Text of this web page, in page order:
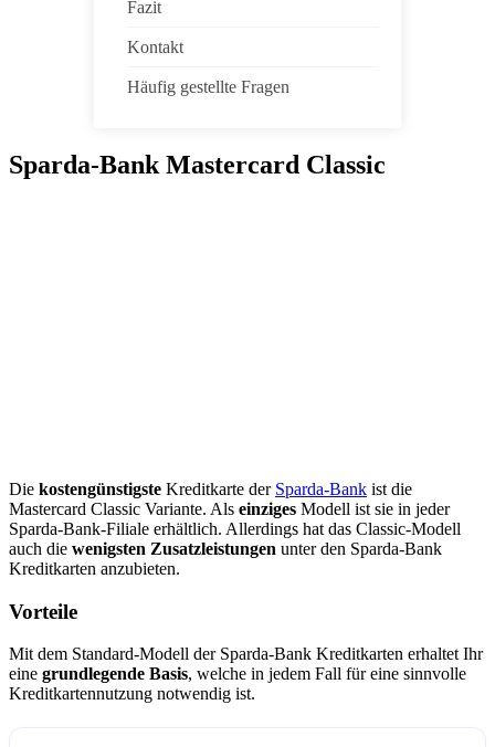
Fazit
Kontakt
Häufig gestellte Fragen
Sparda-Bank Mastercard Classic
Die kostengünstigste Kreditkarte der Sparda-Bank ist die
Mastercard Classic Variante. Als einziges Modell ist sie in jeder
Sparda-Bank-Filiale erhältlich. Allerdings hat das Classic-Modell
auch die wenigsten Zusatzleistungen unter den Sparda-Bank
Kreditkarten anzubieten.
Vorteile
Mit dem Standard-Modell der Sparda-Bank Kreditkarten erhaltet Ihr
eine grundlegende Basis, welche in jedem Fall für eine sinnvolle
Kreditkartennutzung notwendig ist.